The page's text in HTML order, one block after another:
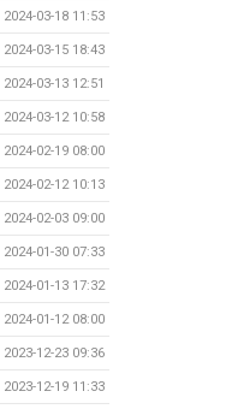
2024-03-18 11:53
2024-03-15 18:43
2024-03-13 12:51
2024-03-12 10:58
2024-02-19 08:00
2024-02-12 10:13
2024-02-03 09:00
2024-01-30 07:33
2024-01-13 17:32
2024-01-12 08:00
2023-12-23 09:36
2023-12-19 11:33